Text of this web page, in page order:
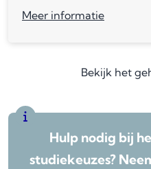
Meer informatie
Bekijk het
Hulp nodig bij
studiekeuzes?